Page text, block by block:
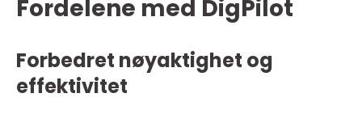
Fordelene med DigPilot
Forbedret nøyaktighet og
effektivitet